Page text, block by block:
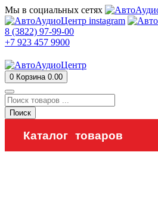
Мы в социальных сетях
8 (3822) 97-99-00
+7 923 457 9900
0 Корзина 0.00
Поиск
Каталог товаров